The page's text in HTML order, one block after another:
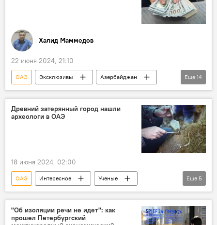
Халид Маммедов
22 июня 2024, 21:10
ОАЭ Эксклюзивы
Азербайджан
Иностранные инвестиции
Рост
Топ
Австрия
Швейцария
Россия
Карабах
Алятская СЭЗ
Инвесторы
Доверие
Еще 14
Древний затерянный город нашли
археологи в ОАЭ
18 июня 2024, 02:00
ОАЭ Интересное
Ученые
Археологические раскопки
Древность
Город-призрак
древний город
эпидемия
Еще 5
"Об изоляции речи не идет": как
прошел Петербургский